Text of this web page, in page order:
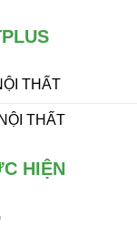
THẤT
THẤT
HIỆN